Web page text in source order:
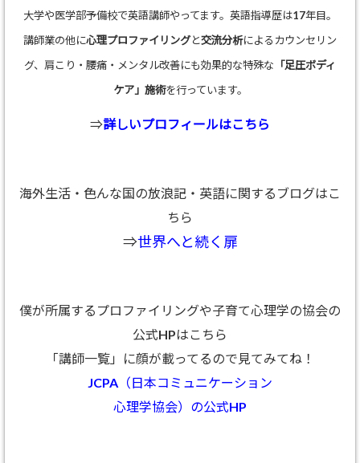
大学や医学部予備校で英語講師やってます。英語指導歴は17年目。
講師業の他に心理プロファイリングと交流分析によるカウンセリン
グ、肩こり・腰痛・メンタル改善にも効果的な特殊な 「足圧ボディ
ケア」施術を行っています。
⇒詳しいプロフィールはこちら
海外生活・色んな国の放浪記・英語に関するブログはこ
ちら
⇒世界へと続く扉
僕が所属するプロファイリングや子育て心理学の協会の
公式HPはこちら
「講師一覧」に顔が載ってるので見てみてね！
JCPA（日本コミュニケーション
心理学協会）の公式HP